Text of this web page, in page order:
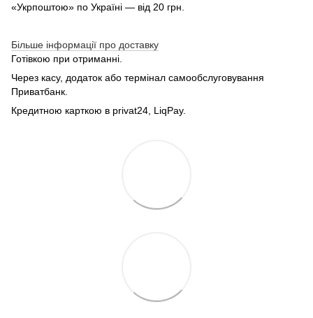
«Укрпоштою» по Україні — від 20 грн.
Більше інформації про доставку
Готівкою при отриманні.
Через касу, додаток або термінал самообслуговування
Приватбанк.
Кредитною карткою в privat24, LiqPay.